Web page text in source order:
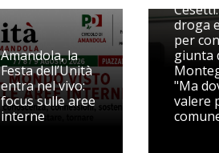
Amandola, la
Festa dell’Unità
entra nel vivo:
focus sulle aree
interne
droga
per
giunta
"Ma
valere